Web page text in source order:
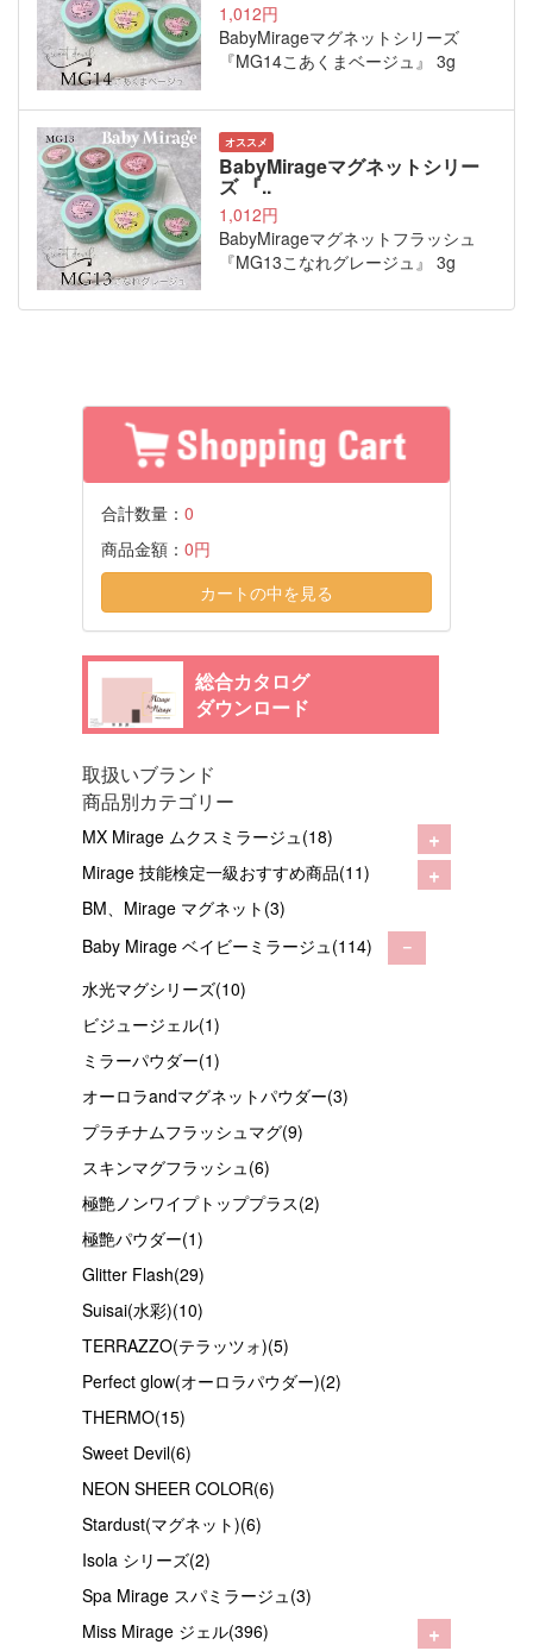
1,012円
BabyMirageマグネットシリーズ
『MG14こあくまベージュ』 3g
オススメ
BabyMirageマグネットシリー
ズ 『..
1,012円
BabyMirageマグネットフラッシュ
『MG13こなれグレージュ』 3g
合計数量： 0
商品金額： 0円
カートの中を見る
総合カタログ
ダウンロード
取扱いブランド
商品別カテゴリー
MX Mirage ムクスミラージュ(18) +
Mirage 技能検定一級おすすめ商品(11) +
BM、Mirage マグネット(3)
Baby Mirage ベイビーミラージュ(114)
－
水光マグシリーズ(10)
ビジュージェル(1)
ミラーパウダー(1)
オーロラandマグネットパウダー(3)
プラチナムフラッシュマグ(9)
スキンマグフラッシュ(6)
極艶ノンワイプトッププラス(2)
極艶パウダー(1)
Glitter Flash(29)
Suisai(水彩)(10)
TERRAZZO(テラッツォ)(5)
Perfect glow(オーロラパウダー)(2)
THERMO(15)
Sweet Devil(6)
NEON SHEER COLOR(6)
Stardust(マグネット)(6)
Isola シリーズ(2)
Spa Mirage スパミラージュ(3)
Miss Mirage ジェル(396)
+